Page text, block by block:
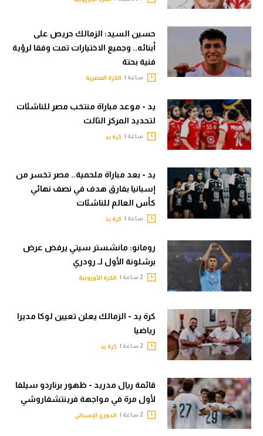
حسين السيد: الزمالك حريص على
أبنائه.. وجميع الاختيارات تمت وفقا لرؤية
فنية بحتة
ساعة | الكرة المصرية
يد - موعد مباراة منتخب مصر للناشئات
لتحديد المركز الثالث
ساعة | كرة يد
يد - بعد مباراة ملحمية.. مصر تخسر من
إسبانيا بفارق هدف في نصف نهائي
كأس العالم للناشئات
ساعة | كرة يد
رومانو: مانشستر سيتي يرفض عرض
برشلونة الأول لـ رودري
الكرة الأوروبية
كرة يد - الزمالك يعلن تعيين لوكا مديرا
رياضيا
كرة يد
قائمة ريال مدريد - ظهور برناردو سيلفا
لأول مرة في مواجهة فرينتشفاروشي
الدوري الإسباني